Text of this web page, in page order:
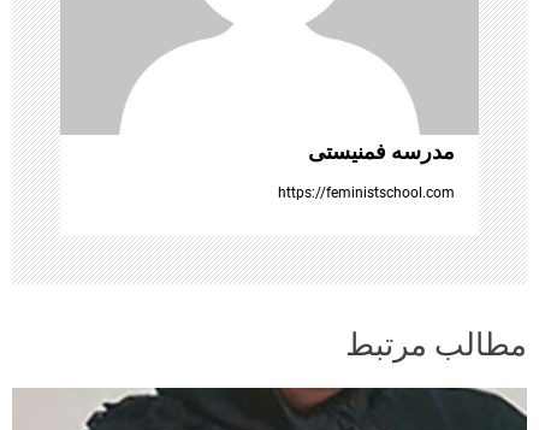
ه
ا
مدرسه فمنیستی
https://feministschool.com
مطالب مرتبط